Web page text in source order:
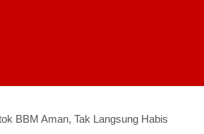
BBM Aman, Tak Langsung Habis